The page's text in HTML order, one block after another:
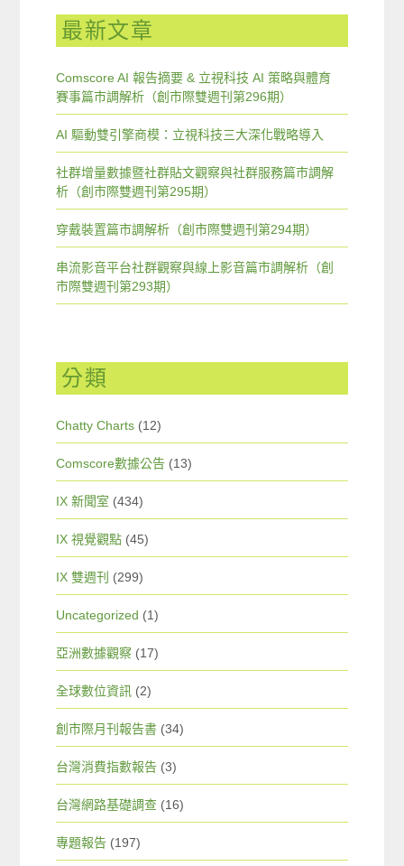
最新文章
Comscore AI 報告摘要 & 立視科技 AI 策略與體育
賽事篇市調解析（創市際雙週刊第296期）
AI 驅動雙引擎商模：立視科技三大深化戰略導入
社群增量數據暨社群貼文觀察與社群服務篇市調解
析（創市際雙週刊第295期）
穿戴裝置篇市調解析（創市際雙週刊第294期）
串流影音平台社群觀察與線上影音篇市調解析（創
市際雙週刊第293期）
分類
Chatty Charts (12)
Comscore數據公告 (13)
IX 新聞室 (434)
IX 視覺觀點 (45)
IX 雙週刊 (299)
Uncategorized (1)
亞洲數據觀察 (17)
全球數位資訊 (2)
創市際月刊報告書 (34)
台灣消費指數報告 (3)
台灣網路基礎調查 (16)
專題報告 (197)